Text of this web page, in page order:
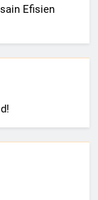
Efisien